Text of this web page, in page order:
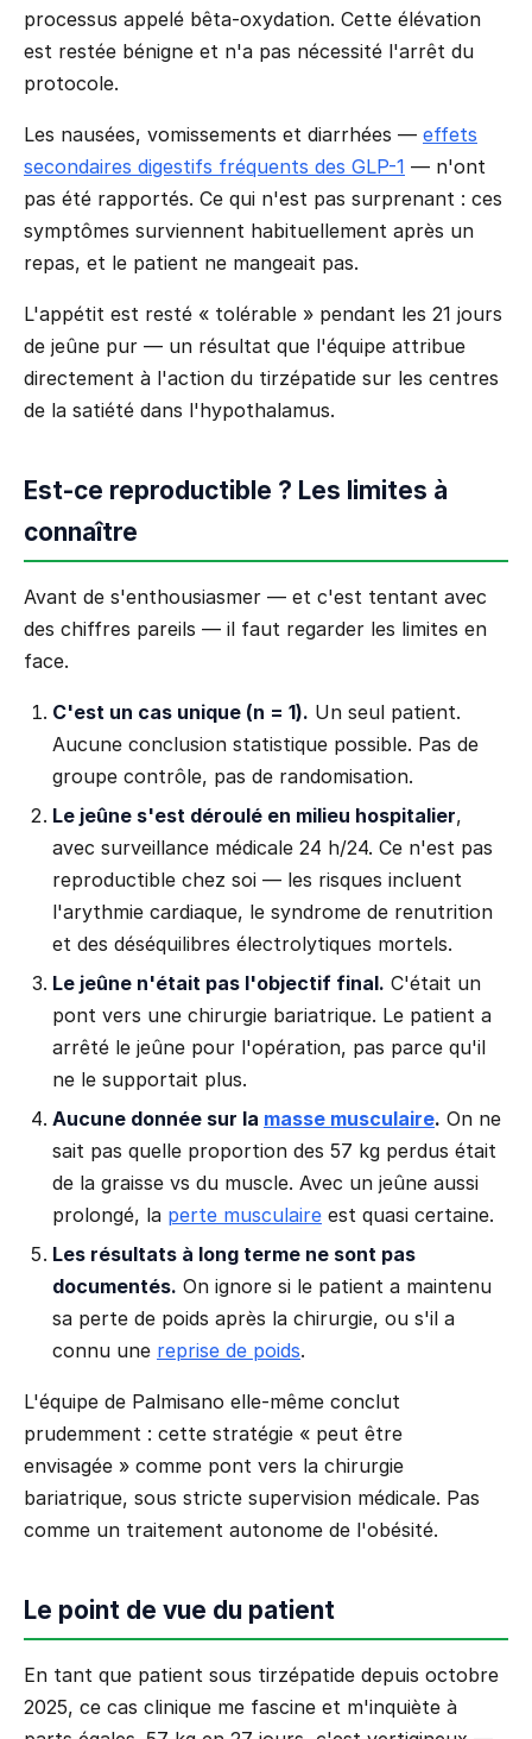
processus appelé bêta-oxydation. Cette élévation
est restée bénigne et n'a pas nécessité l'arrêt du
protocole.
Les nausées, vomissements et diarrhées — effets
secondaires digestifs fréquents des GLP-1 — n'ont
pas été rapportés. Ce qui n'est pas surprenant : ces
symptômes surviennent habituellement après un
repas, et le patient ne mangeait pas.
L'appétit est resté « tolérable » pendant les 21 jours
de jeûne pur — un résultat que l'équipe attribue
directement à l'action du tirzépatide sur les centres
de la satiété dans l'hypothalamus.
Est-ce reproductible ? Les limites à
connaître
Avant de s'enthousiasmer — et c'est tentant avec
des chiffres pareils — il faut regarder les limites en
face.
C'est un cas unique (n = 1). Un seul patient.
Aucune conclusion statistique possible. Pas de
groupe contrôle, pas de randomisation.
Le jeûne s'est déroulé en milieu hospitalier,
avec surveillance médicale 24 h/24. Ce n'est pas
reproductible chez soi — les risques incluent
l'arythmie cardiaque, le syndrome de renutrition
et des déséquilibres électrolytiques mortels.
Le jeûne n'était pas l'objectif final. C'était un
pont vers une chirurgie bariatrique. Le patient a
arrêté le jeûne pour l'opération, pas parce qu'il
ne le supportait plus.
Aucune donnée sur la masse musculaire. On ne
sait pas quelle proportion des 57 kg perdus était
de la graisse vs du muscle. Avec un jeûne aussi
prolongé, la perte musculaire est quasi certaine.
Les résultats à long terme ne sont pas
documentés. On ignore si le patient a maintenu
sa perte de poids après la chirurgie, ou s'il a
connu une reprise de poids.
L'équipe de Palmisano elle-même conclut
prudemment : cette stratégie « peut être
envisagée » comme pont vers la chirurgie
bariatrique, sous stricte supervision médicale. Pas
comme un traitement autonome de l'obésité.
Le point de vue du patient
En tant que patient sous tirzépatide depuis octobre
2025, ce cas clinique me fascine et m'inquiète à